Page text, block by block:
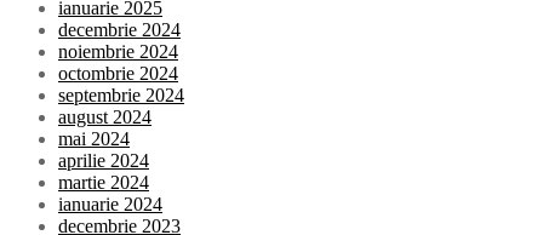
ianuarie 2025
decembrie 2024
noiembrie 2024
octombrie 2024
septembrie 2024
august 2024
mai 2024
aprilie 2024
martie 2024
ianuarie 2024
decembrie 2023